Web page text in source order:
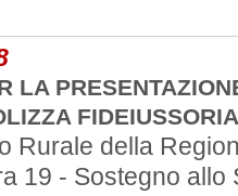
LA
Rurale della
19 - Sostegno allo